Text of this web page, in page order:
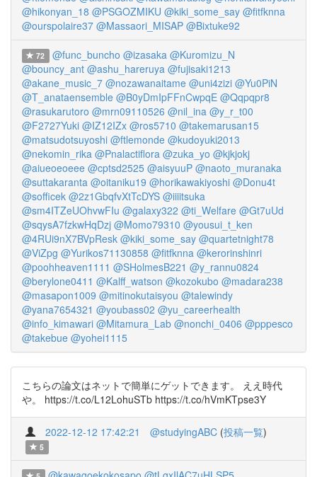
@hikonyan_18 @PSGOZMIKU @kiki_some_say @fitfknna
@ourspolaire37 @Massaori_MISAP @Bixtuke92
72 @func_buncho @izasaka @Kuromizu_N
@bouncy_ant @ashu_hareruya @fujisaki1213
@akane_music_7 @nozawanaitame @uni4zizi @Yu0PiN
@T_anataensemble @B0yDmIpFFnCwpqE @Qqpqpr8
@rasukarutoro @mrn09110526 @nil_ina @y_r_t00
@F2727Yuki @IZ12IZx @ros5710 @takemarusan15
@matsudotsuyoshi @ftlemonde @kudoyuki2013
@nekomin_rika @Pnalactiflora @zuka_yo @kjkjokj
@aiueoeoeee @cptsd2525 @aisyuuP @naoto_muranaka
@suttakaranta @oitaniku19 @horikawakiyoshi @Donu4t
@sofficek @2z1GbqfvXtTcDYS @iiiitsuka
@sm4ITZeUOhvwFIu @galaxy322 @ti_Welfare @Gt7uUd
@sqysA7fzkwHqDzj @Momo79310 @yousui_t_ken
@4RUi9nX7BVpResk @kiki_some_say @quartetnight78
@ViZpg @Yurikos71130858 @fitfknna @kerorinshinri
@poohheaven1111 @SHolmesB221 @y_rannu0824
@berylone0411 @Kalff_watson @kozokubo @madara238
@masapon1009 @mitinokutaisyou @talewindy
@yana7654321 @youbass02 @yu_careerhealth
@info_kimawari @Mitamura_Lab @nonchi_0406 @pppesco
@takebue @yohei1115
こちらの論文はネットで簡単にゲットできます。 ええ時代
や。 https://t.co/L12LohuSTb https://t.co/hVmKTpse3Y
2022-12-12 17:42:21 @studyingABC (投稿一覧)
5